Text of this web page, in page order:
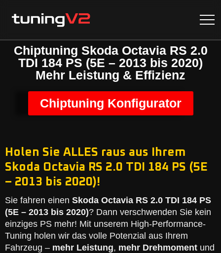
Chiptuning Skoda Octavia RS 2.0
TDI 184 PS (5E – 2013 bis 2020)
Mehr Leistung & Effizienz
Chiptuning Konfigurator
Holen Sie ALLES raus aus Ihrem
Skoda Octavia RS 2.0 TDI 184 PS (5E
– 2013 bis 2020)!
Sie fahren einen Skoda Octavia RS 2.0 TDI 184 PS
(5E – 2013 bis 2020)? Dann verschwenden Sie kein
einziges PS mehr! Mit unserem High-Performance-
Tuning holen wir das volle Potenzial aus Ihrem
Fahrzeug – mehr Leistung, mehr Drehmoment und